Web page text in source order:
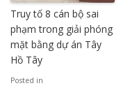
Truy tố 8 cán bộ sai
phạm trong giải phóng
mặt bằng dự án Tây
Hồ Tây
Posted in